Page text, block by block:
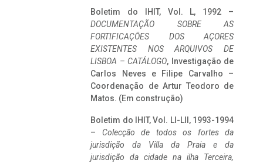
Boletim do IHIT, Vol. L, 1992 –
DOCUMENTAÇÃO SOBRE AS
FORTIFICAÇÕES DOS AÇORES
EXISTENTES NOS ARQUIVOS DE
LISBOA – CATÁLOGO, Investigação de
Carlos Neves e Filipe Carvalho –
Coordenação de Artur Teodoro de
Matos. (Em construção)
Boletim do IHIT, Vol. LI-LII, 1993-1994
– Colecção de todos os fortes da
jurisdição da Villa da Praia e da
jurisdição da cidade na ilha Terceira,